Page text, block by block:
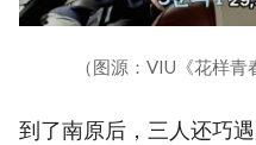
（图源：VIU《花样青
到了南原后，三人还巧